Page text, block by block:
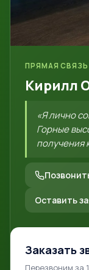
ПРЯМАЯ СВЯЗЬ
Кирилл
«Я лично
Горные
получения
Оставить
Заказать
Перезвоним за